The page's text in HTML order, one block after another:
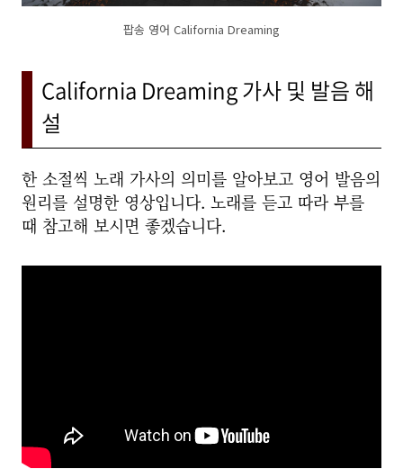
팝송 영어 California Dreaming
California Dreaming 가사 및 발음 해
설
한 소절씩 노래 가사의 의미를 알아보고 영어 발음의
원리를 설명한 영상입니다. 노래를 듣고 따라 부를
때 참고해 보시면 좋겠습니다.